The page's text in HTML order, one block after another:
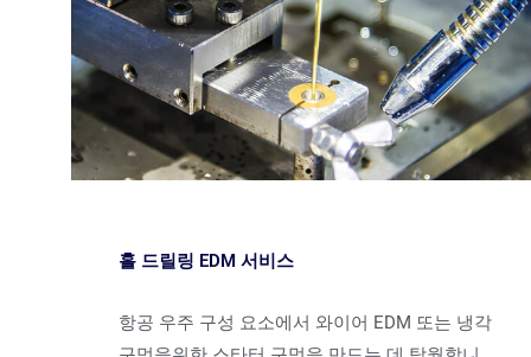
홀 드릴링 EDM 서비스
항공 우주 구성 요소에서 와이어 EDM 또는 냉각